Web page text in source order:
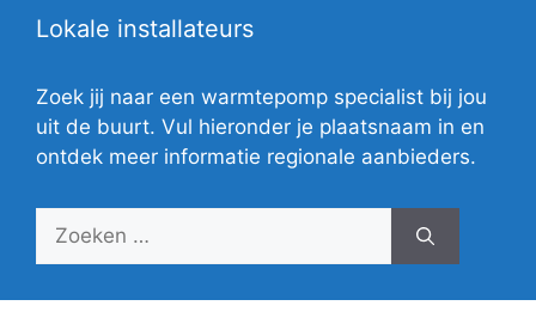
Lokale installateurs
Zoek jij naar een warmtepomp specialist bij jou
uit de buurt. Vul hieronder je plaatsnaam in en
ontdek meer informatie regionale aanbieders.
Zoek